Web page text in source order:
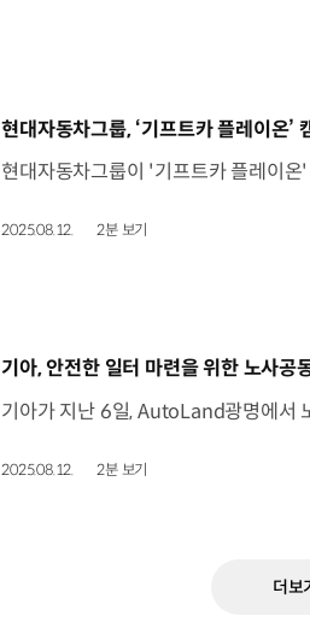
[동영상]
현대자동차그룹, ‘기프트카 플레이온’
2025.08.12. 2분 보기
[동영상]
기아, 안전한 일터 마련을 위한 노사공
2025.08.12. 2분 보기
더보